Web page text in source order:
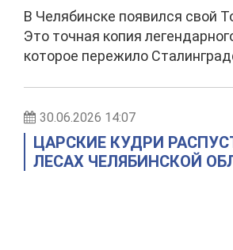
В Челябинске появился свой
Это точная копия
которое пережило
30.06.2026 14:07
ЦАРСКИЕ КУДРИ
ЛЕСАХ ЧЕЛЯБИНСКОЙ